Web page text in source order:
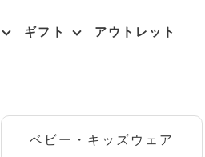
ギフト アウトレット
ベビー・キッズウェア